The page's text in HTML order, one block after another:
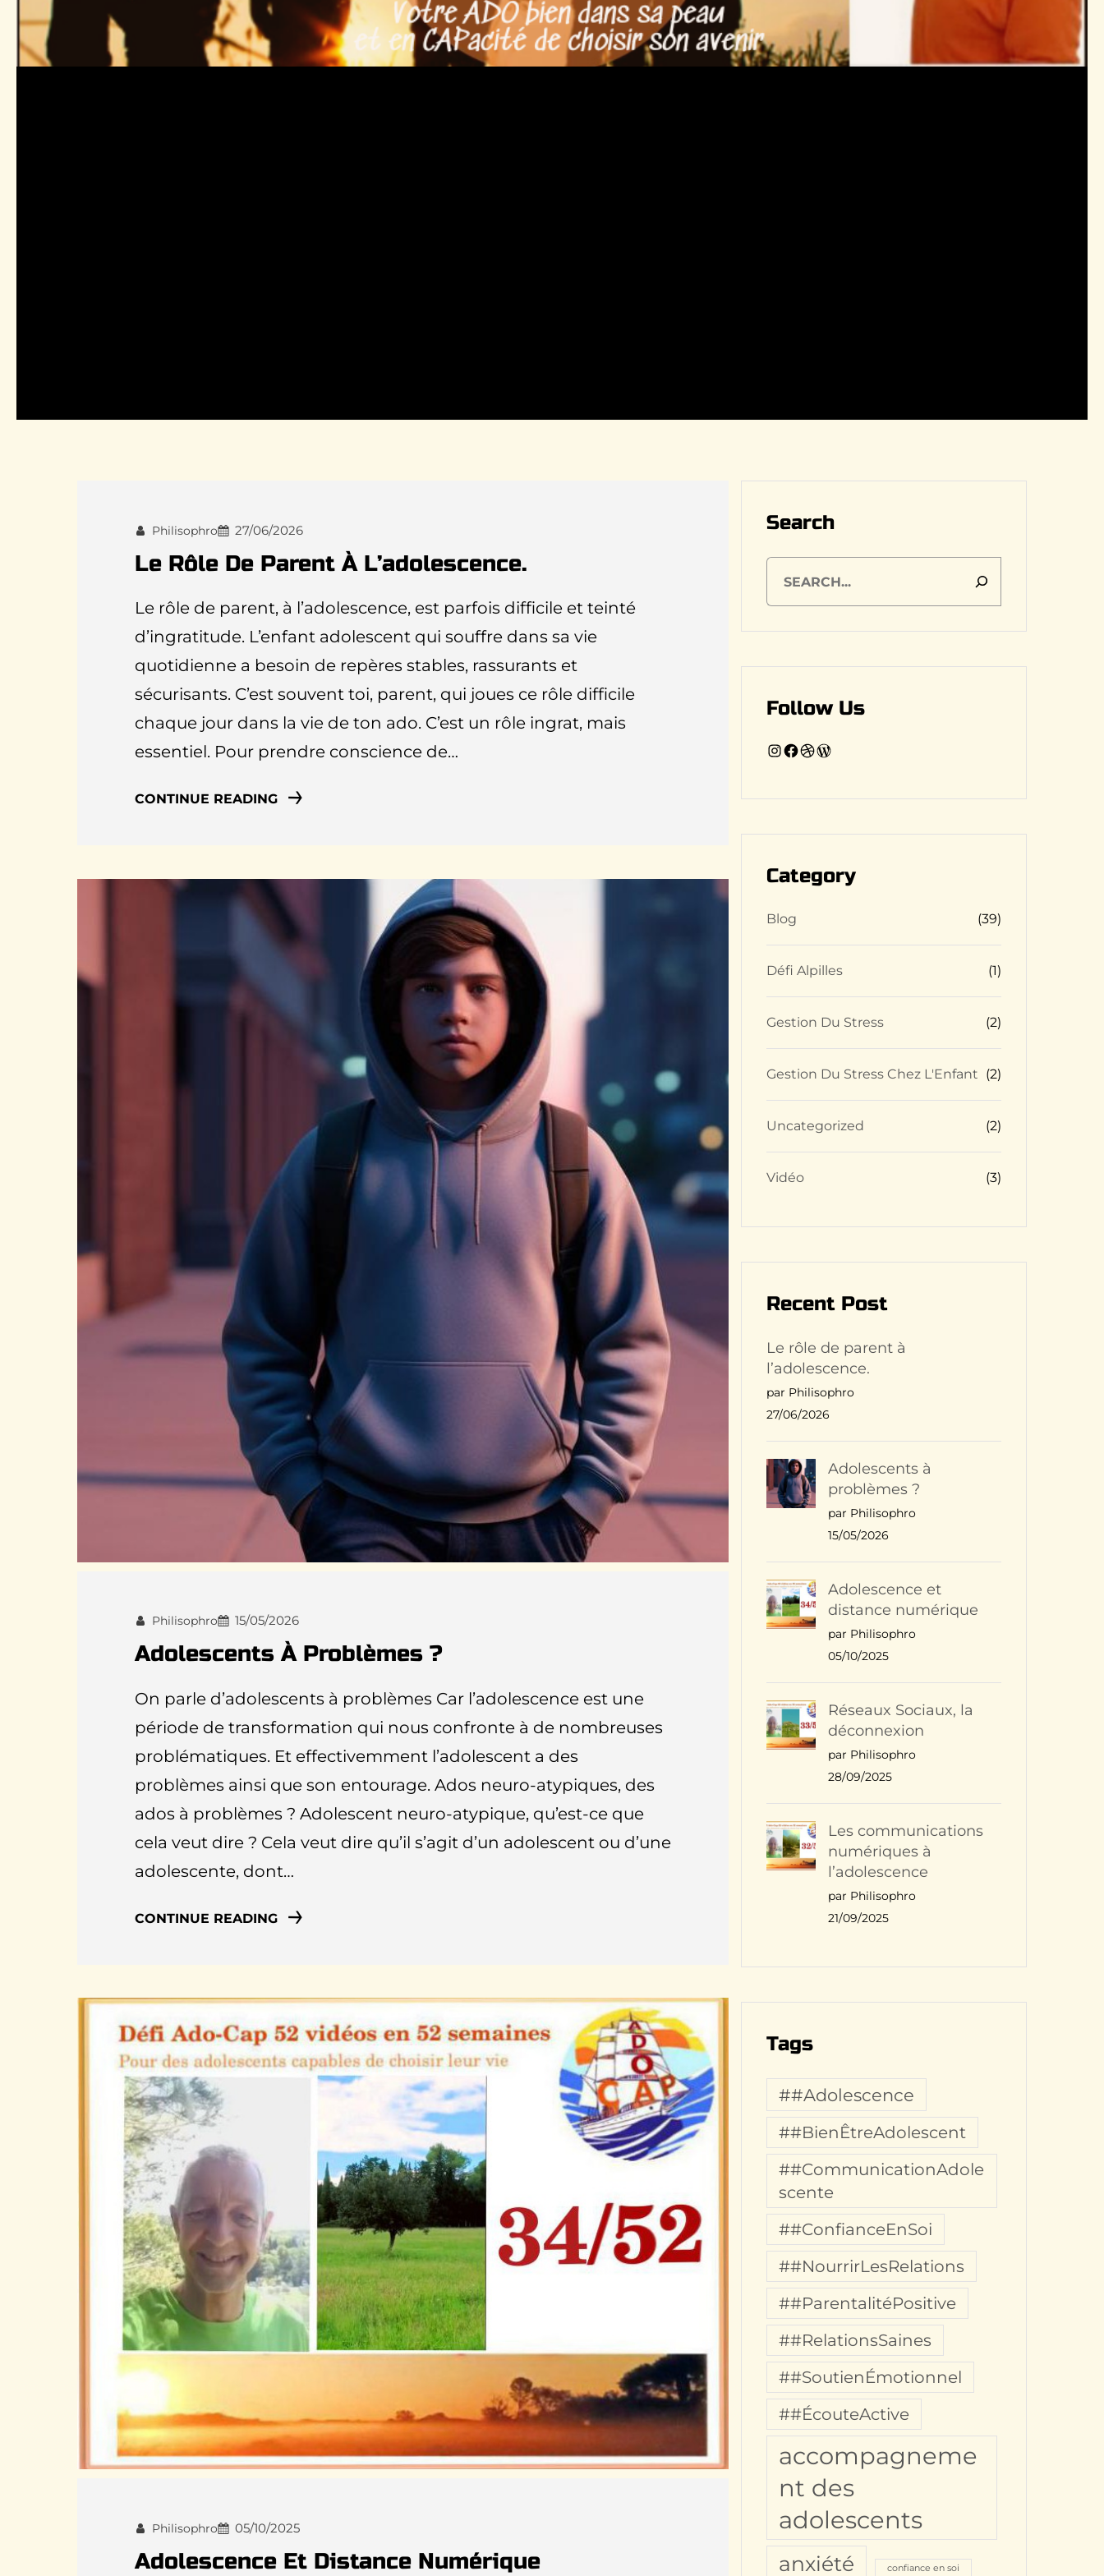
Philisophro 27/06/2026
Le Rôle De Parent À L’adolescence.
Le rôle de parent, à l’adolescence, est parfois difficile et teinté
d’ingratitude. L’enfant adolescent qui souffre dans sa vie
quotidienne a besoin de repères stables, rassurants et
sécurisants. C’est souvent toi, parent, qui joues ce rôle difficile
chaque jour dans la vie de ton ado. C’est un rôle ingrat, mais
essentiel. Pour prendre conscience de…
CONTINUE READING
Philisophro 15/05/2026
Adolescents À Problèmes ?
On parle d’adolescents à problèmes Car l’adolescence est une
période de transformation qui nous confronte à de nombreuses
problématiques. Et effectivemment l’adolescent a des
problèmes ainsi que son entourage. Ados neuro-atypiques, des
ados à problèmes ? Adolescent neuro-atypique, qu’est-ce que
cela veut dire ? Cela veut dire qu’il s’agit d’un adolescent ou d’une
adolescente, dont…
CONTINUE READING
Philisophro 05/10/2025
Adolescence Et Distance Numérique
Search
S
a
r
h
Follow Us
I
s
r
m
F
c
o
D
i
l
W
r
e
Category
Blog (39)
Défi Alpilles (1)
Gestion Du Stress (2)
Gestion Du Stress Chez L'Enfant (2)
Uncategorized (2)
Vidéo (3)
Recent Post
Le rôle de parent à
l’adolescence.
par Philisophro
27/06/2026
Adolescents à
problèmes ?
par Philisophro
15/05/2026
Adolescence et
distance numérique
par Philisophro
05/10/2025
Réseaux Sociaux, la
déconnexion
par Philisophro
28/09/2025
Les communications
numériques à
l’adolescence
par Philisophro
21/09/2025
Tags
##Adolescence
##BienÊtreAdolescent
##CommunicationAdole
scente
##ConfianceEnSoi
##NourrirLesRelations
##ParentalitéPositive
##RelationsSaines
##SoutienÉmotionnel
##ÉcouteActive
accompagneme
nt des
adolescents
anxiété confiance en soi